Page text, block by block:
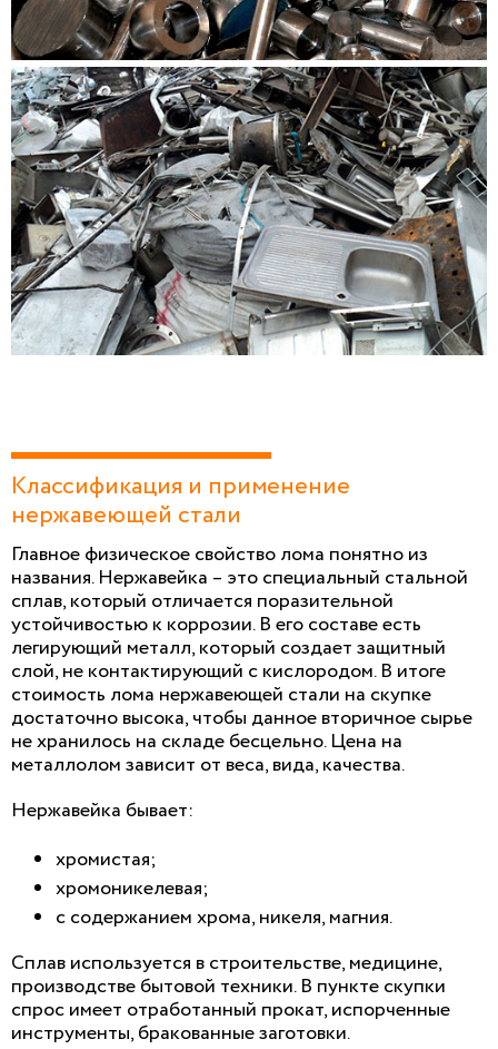
Классификация и применение
нержавеющей стали
Главное физическое свойство лома понятно из
названия. Нержавейка – это специальный стальной
сплав, который отличается поразительной
устойчивостью к коррозии. В его составе есть
легирующий металл, который создает защитный
слой, не контактирующий с кислородом. В итоге
стоимость лома нержавеющей стали на скупке
достаточно высока, чтобы данное вторичное сырье
не хранилось на складе бесцельно. Цена на
металлолом зависит от веса, вида, качества.
Нержавейка бывает:
хромистая;
хромоникелевая;
с содержанием хрома, никеля, магния.
Сплав используется в строительстве, медицине,
производстве бытовой техники. В пункте скупки
спрос имеет отработанный прокат, испорченные
инструменты, бракованные заготовки.